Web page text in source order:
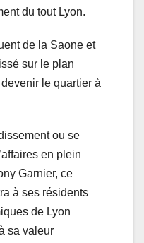
du tout Lyon.
de la Saone et
sur le plan
le quartier à
ou se
en plein
Garnier, ce
à ses résidents
de Lyon
sa valeur